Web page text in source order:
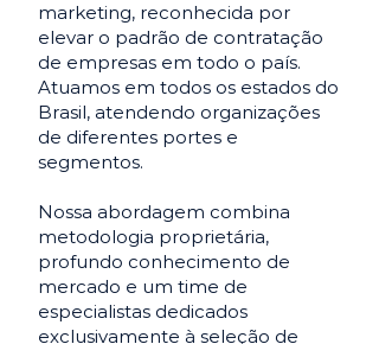
marketing, reconhecida por
elevar o padrão de contratação
de empresas em todo o país.
Atuamos em todos os estados do
Brasil, atendendo organizações
de diferentes portes e
segmentos.
Nossa abordagem combina
metodologia proprietária,
profundo conhecimento de
mercado e um time de
especialistas dedicados
exclusivamente à seleção de